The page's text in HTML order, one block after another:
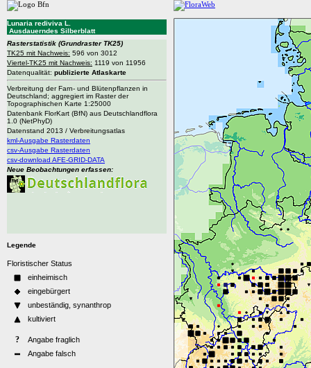
Lunaria rediviva L.
Ausdauerndes Silberblatt
Rasterstatistik (Grundraster TK25)
TK25 mit Nachweis: 596 von 3012
Viertel-TK25 mit Nachweis: 1119 von 11956
Datenqualität: publizierte Atlaskarte
Verbreitung der Farn- und Blütenpflanzen in
Deutschland; aggregiert im Raster der
Topographischen Karte 1:25000
Datenbank FlorKart (BfN) aus Deutschlandflora
1.0 (NetPhyD)
Datenstand 2013 / Verbreitungsatlas
kml-Ausgabe Rasterdaten
csv-Ausgabe Rasterdaten
csv-download AFE-GRID-DATA
Neue Beobachtungen erfassen:
Legende